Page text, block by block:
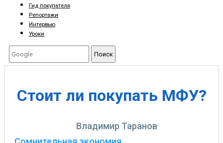
Гид покупателя
Репортажи
Интервью
Уроки
Поиск
Стоит ли покупать МФУ?
Владимир Таранов